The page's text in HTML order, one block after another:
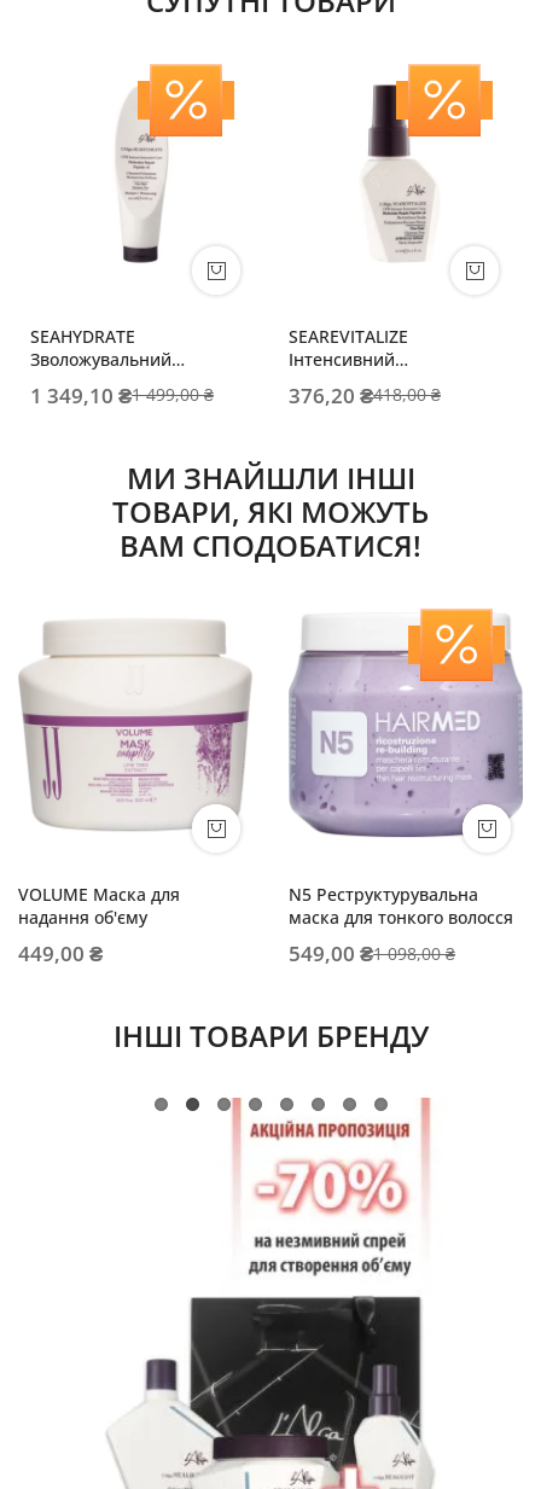
SEAHYDRATE
Зволожувальний
для тонкого волосся
1 349,10 ₴1 499,00 ₴
SEAREVITALIZE
Інтенсивний
догляд для тонкого
376,20 ₴418,00 ₴
МИ ЗНАЙШЛИ ІНШІ
ТОВАРИ, ЯКІ МОЖУТЬ
ВАМ СПОДОБАТИСЯ!
VOLUME Маска для
надання об'єму
449,00 ₴
N5 Реструктурувальна
маска для тонкого волосся
549,00 ₴1 098,00 ₴
ІНШІ ТОВАРИ БРЕНДУ